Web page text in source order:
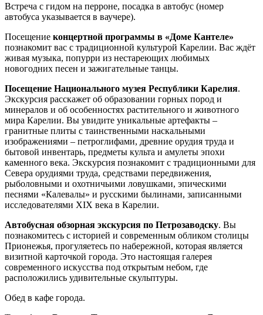
Встреча с гидом на перроне, посадка в автобус (номер
автобуса указывается в ваучере).
Посещение концертной программы в «Доме Кантеле»
познакомит вас с традиционной культурой Карелии. Вас ждёт
живая музыка, попурри из нестареющих любимых
новогодних песен и зажигательные танцы.
Посещение Национального музея Республики Карелия.
Экскурсия расскажет об образовании горных пород и
минералов и об особенностях растительного и животного
мира Карелии. Вы увидите уникальные артефакты –
гранитные плиты с таинственными наскальными
изображениями – петроглифами, древние орудия труда и
бытовой инвентарь, предметы культа и амулеты эпохи
каменного века. Экскурсия познакомит с традиционными для
Севера орудиями труда, средствами передвижения,
рыболовными и охотничьими ловушками, эпическими
песнями «Калевалы» и русскими былинами, записанными
исследователями XIX века в Карелии.
Автобусная обзорная экскурсия по Петрозаводску. Вы
познакомитесь с историей и современным обликом столицы
Прионежья, прогуляетесь по набережной, которая является
визитной карточкой города. Это настоящая галерея
современного искусства под открытым небом, где
расположились удивительные скульптуры.
Обед в кафе города.